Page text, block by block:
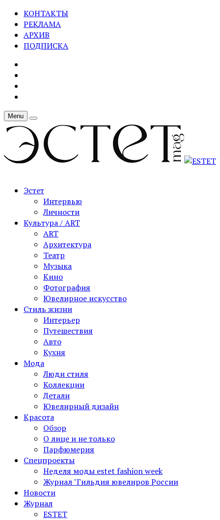
КОНТАКТЫ
РЕКЛАМА
АРХИВ
ПОДПИСКА
Menu
Эстет
Интервью
Личности
Культура / ART
ART
Архитектура
Театр
Музыка
Кино
Фотография
Ювелирное искусство
Стиль жизни
Интерьер
Путешествия
Авто
Кухня
Мода
Люди стиля
Коллекции
Детали
Ювелирный дизайн
Красота
Обзор
О лице и не только
Парфюмерия
Спецпроекты
Неделя моды estet fashion week
Журнал "Гильдия ювелиров России
Новости
Журнал
ESTET